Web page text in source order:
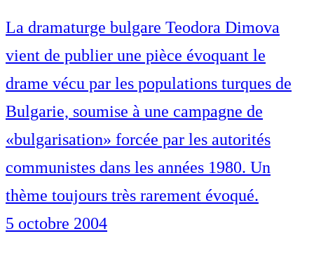
La dramaturge bulgare Teodora Dimova
vient de publier une pièce évoquant le
drame vécu par les populations turques de
Bulgarie, soumise à une campagne de
«bulgarisation» forcée par les autorités
communistes dans les années 1980. Un
thème toujours très rarement évoqué.
5 octobre 2004